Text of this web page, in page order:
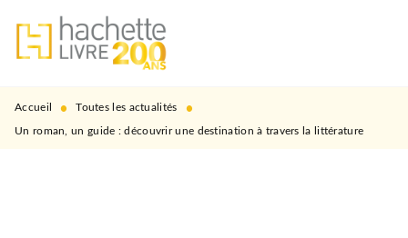
MENU RECHERCHE
PIED DE PAGE
Accueil • Toutes les actualités •
Un roman, un guide : découvrir une destination à travers la littérature